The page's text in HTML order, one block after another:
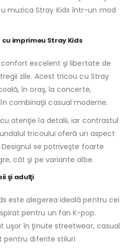
muzica Stray Kids într-un mod
imprimeu Stray Kids
excelent şi libertate de
zile. Acest tricou cu Stray
în oraş, la concerte,
combinaţii casual moderne.
atenţie la detalii, iar contrastul
tricoului oferă un aspect
se potriveşte foarte
cât şi pe variante albe.
şi adulţi
este alegerea ideală pentru cei
pentru un fan K-pop.
uşor în ţinute streetwear, casual
pentru diferite stiluri